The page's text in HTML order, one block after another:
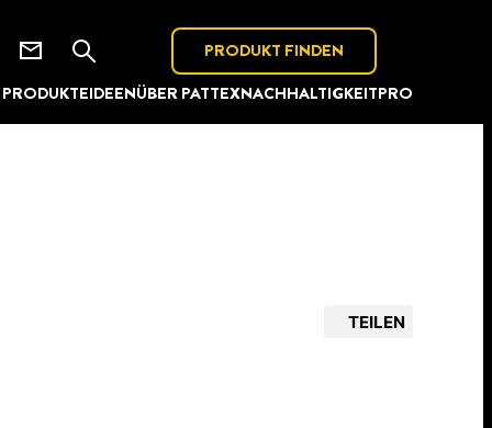
PRODUKTEIDEENÜBER PATTEXNACHHALTIGKEITPRO
PRODUKT FINDEN
TEILEN